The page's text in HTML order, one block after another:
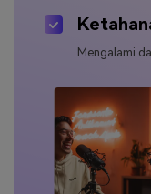
Mengalami